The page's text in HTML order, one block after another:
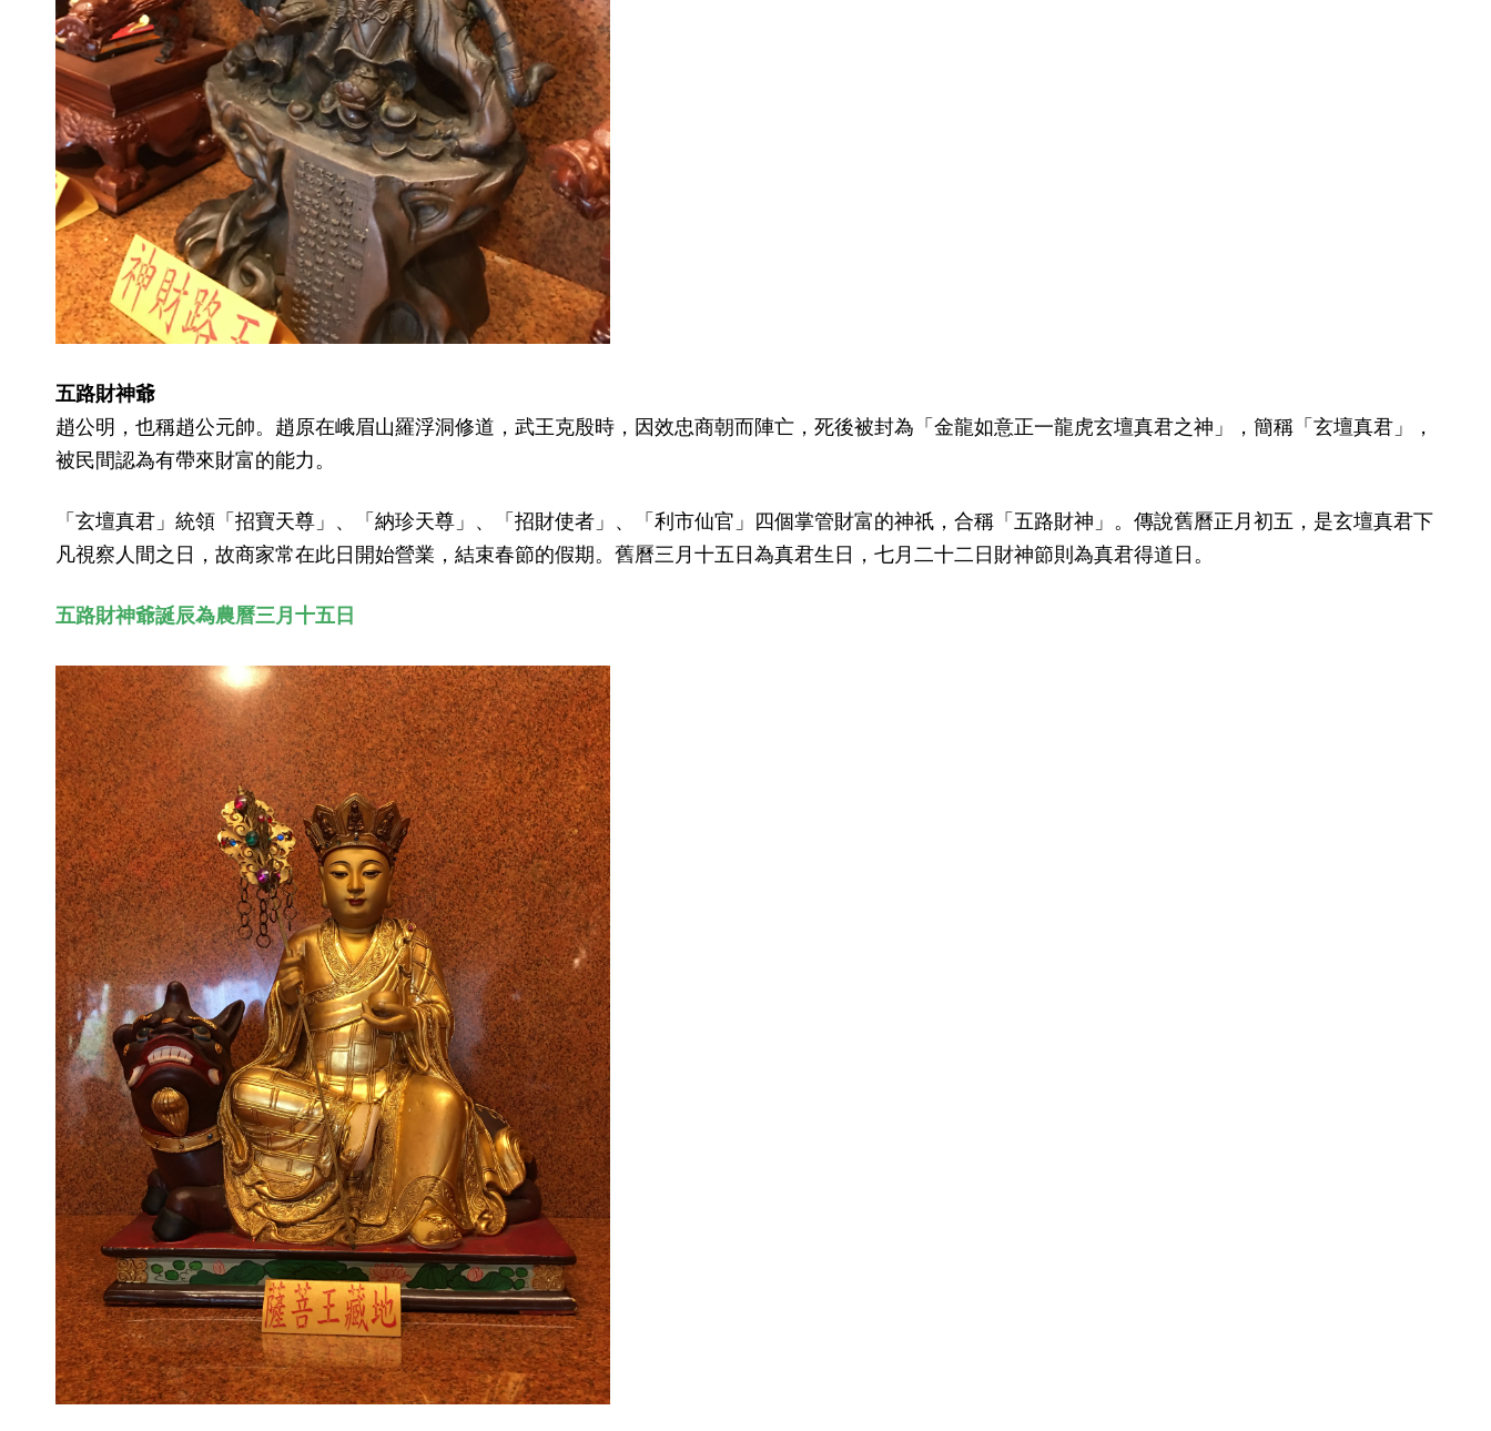
五路財神爺
趙公明，也稱趙公元帥。趙原在峨眉山羅浮洞修道，武王克殷時，因效忠商朝而陣亡，死後被封為「金龍如意正一龍虎玄壇真君之神」，簡稱「玄壇真君」，
被民間認為有帶來財富的能力。
「玄壇真君」統領「招寶天尊」、「納珍天尊」、「招財使者」、「利市仙官」四個掌管財富的神祇，合稱「五路財神」。傳說舊曆正月初五，是玄壇真君下
凡視察人間之日，故商家常在此日開始營業，結束春節的假期。舊曆三月十五日為真君生日，七月二十二日財神節則為真君得道日。
五路財神爺誕辰為農曆三月十五日